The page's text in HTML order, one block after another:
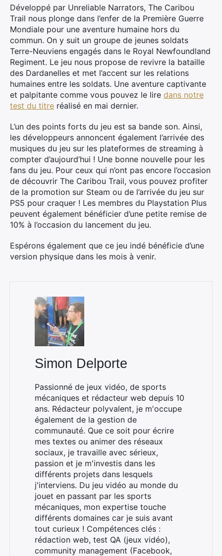
Développé par Unreliable Narrators, The Caribou
Trail nous plonge dans l’enfer de la Première Guerre
Mondiale pour une aventure humaine hors du
commun. On y suit un groupe de jeunes soldats
Terre-Neuviens engagés dans le Royal Newfoundland
Regiment. Le jeu nous propose de revivre la bataille
des Dardanelles et met l’accent sur les relations
humaines entre les soldats. Une aventure captivante
et palpitante comme vous pouvez le lire dans notre
test du titre réalisé en mai dernier.
L’un des points forts du jeu est sa bande son. Ainsi,
les développeurs annoncent également l’arrivée des
musiques du jeu sur les plateformes de streaming à
compter d’aujourd’hui ! Une bonne nouvelle pour les
fans du jeu. Pour ceux qui n’ont pas encore l’occasion
de découvrir The Caribou Trail, vous pouvez profiter
de la promotion sur Steam ou de l’arrivée du jeu sur
PS5 pour craquer ! Les membres du Playstation Plus
peuvent également bénéficier d’une petite remise de
10% à l’occasion du lancement du jeu.
Espérons également que ce jeu indé bénéficie d’une
version physique dans les mois à venir.
Simon Delporte
Passionné de jeux vidéo, de sports
mécaniques et rédacteur web depuis 10
ans. Rédacteur polyvalent, je m'occupe
également de la gestion de
communauté. Que ce soit pour écrire
mes textes ou animer des réseaux
sociaux, je travaille avec sérieux,
passion et je m'investis dans les
différents projets dans lesquels
j'interviens. Du jeu vidéo au monde du
jouet en passant par les sports
mécaniques, mon expertise touche
différents domaines car je suis avant
tout curieux ! Compétences clés :
rédaction web, test QA (jeux vidéo),
community management (Facebook,
×
: